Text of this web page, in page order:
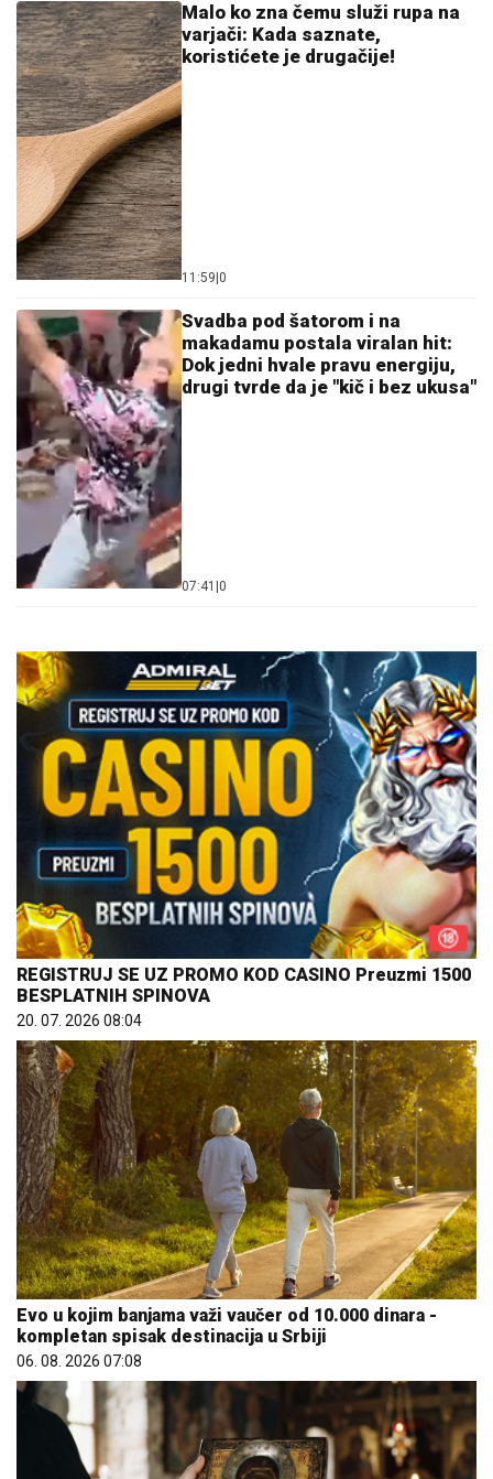
Malo ko zna čemu služi rupa na
varjači: Kada saznate,
koristićete je drugačije!
11:59 0
Svadba pod šatorom i na
makadamu postala viralan hit:
Dok jedni hvale pravu energiju,
drugi tvrde da je "kič i bez ukusa"
07:41 0
REGISTRUJ SE UZ PROMO KOD CASINO Preuzmi 1500
BESPLATNIH SPINOVA
20. 07. 2026 08:04
Evo u kojim banjama važi vaučer od 10.000 dinara -
kompletan spisak destinacija u Srbiji
06. 08. 2026 07:08